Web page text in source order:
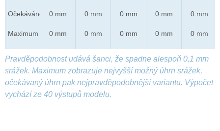
Očekáváno
Maximum
0 mm
0 mm
0 mm
0 mm
0 mm
0 mm
0 mm
0 mm
0 mm
0 mm
Pravděpodobnost udává šanci, že spadne alespoň 0,1 mm
srážek. Maximum zobrazuje nejvyšší možný úhrn srážek,
očekávaný úhrn pak nejpravděpodobnější variantu. Výpočet
vychází ze 40 výstupů modelu.